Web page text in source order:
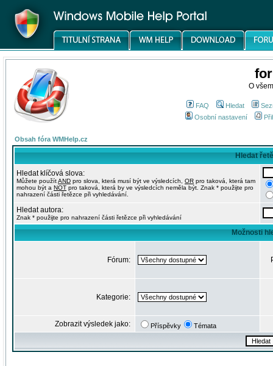
O
FAQ Hledat
Osobní nastavení
Obsah fóra WMHelp.cz
Hledat
Hledat klíčová slova:
Můžete použítAND pro slova, která musí být ve výsledcích, OR pro taková, která tam
mohou být a NOT pro taková, která by ve výsledcích neměla být. Znak * použijte pro
nahrazení části řetězce při vyhledávání.
Hledat autora:
Znak * použijte pro nahrazení části řetězce při vyhledávání
Možnosti
Fórum:
Kategorie:
Zobrazit výsledek jako: Příspěvky Témata